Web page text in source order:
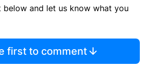
below and let us know what you
first to comment